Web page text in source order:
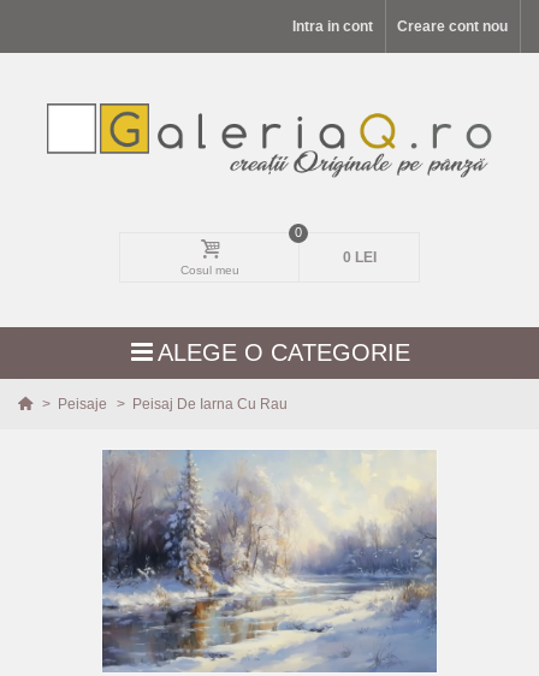
Intra in cont Creare cont nou
Cosul meu
0
0 LEI
ALEGE O CATEGORIE
> Peisaje > Peisaj De Iarna Cu Rau